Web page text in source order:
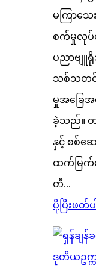
မကြာသေ
စက်မှုလုပ်
ပညာဗျူ
သစ်သတင်
မှုအခြေအ
ခဲ့သည်။ တ
နှင့် စစ်ဆေ
ထက်မြက်
တီ...
ပိုပြီးဖတ်ပါ